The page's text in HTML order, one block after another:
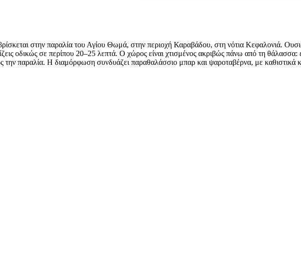
στην παραλία του Αγίου Θωμά, στην περιοχή Καραβάδου, στη νότια Κεφαλονιά.
οδικώς σε περίπου 20–25 λεπτά. Ο χώρος είναι χτισμένος ακριβώς πάνω από τη θάλασσα:
την παραλία. Η διαμόρφωση συνδυάζει παραθαλάσσιο μπαρ και ψαροταβέρνα, με καθιστικά